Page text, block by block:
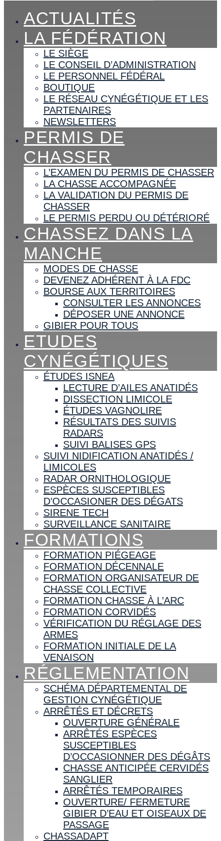
ACTUALITÉS
LA FÉDÉRATION
LE SIÈGE
LE CONSEIL D’ADMINISTRATION
LE PERSONNEL FÉDÉRAL
BOUTIQUE
LE RÉSEAU CYNÉGÉTIQUE ET LES
PARTENAIRES
NEWSLETTERS
PERMIS DE
CHASSER
L’EXAMEN DU PERMIS DE CHASSER
LA CHASSE ACCOMPAGNÉE
LA VALIDATION DU PERMIS DE
CHASSER
LE PERMIS PERDU OU DÉTÉRIORÉ
CHASSEZ DANS LA
MANCHE
MODES DE CHASSE
DEVENEZ ADHÉRENT À LA FDC
BOURSE AUX TERRITOIRES
CONSULTER LES ANNONCES
DÉPOSER UNE ANNONCE
GIBIER POUR TOUS
ETUDES
CYNÉGÉTIQUES
ÉTUDES ISNEA
LECTURE D’AILES ANATIDÉS
DISSECTION LIMICOLE
ÉTUDES VAGNOLIRE
RÉSULTATS DES SUIVIS
RADARS
SUIVI BALISES GPS
SUIVI NIDIFICATION ANATIDÉS /
LIMICOLES
RADAR ORNITHOLOGIQUE
ESPÈCES SUSCEPTIBLES
D’OCCASIONER DES DÉGATS
SIRENE TECH
SURVEILLANCE SANITAIRE
FORMATIONS
FORMATION PIÉGEAGE
FORMATION DÉCENNALE
FORMATION ORGANISATEUR DE
CHASSE COLLECTIVE
FORMATION CHASSE À L’ARC
FORMATION CORVIDÉS
VÉRIFICATION DU RÉGLAGE DES
ARMES
FORMATION INITIALE DE LA
VENAISON
RÉGLEMENTATION
SCHÉMA DÉPARTEMENTAL DE
GESTION CYNÉGÉTIQUE
ARRÊTÉS ET DÉCRETS
OUVERTURE GÉNÉRALE
ARRÊTÉS ESPÈCES
SUSCEPTIBLES
D’OCCASIONNER DES DÉGÂTS
CHASSE ANTICIPÉE CERVIDÉS
SANGLIER
ARRÊTÉS TEMPORAIRES
OUVERTURE/ FERMETURE
GIBIER D’EAU ET OISEAUX DE
PASSAGE
CHASSADAPT